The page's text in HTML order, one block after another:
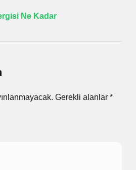
Ne Kadar
Gerekli alanlar *